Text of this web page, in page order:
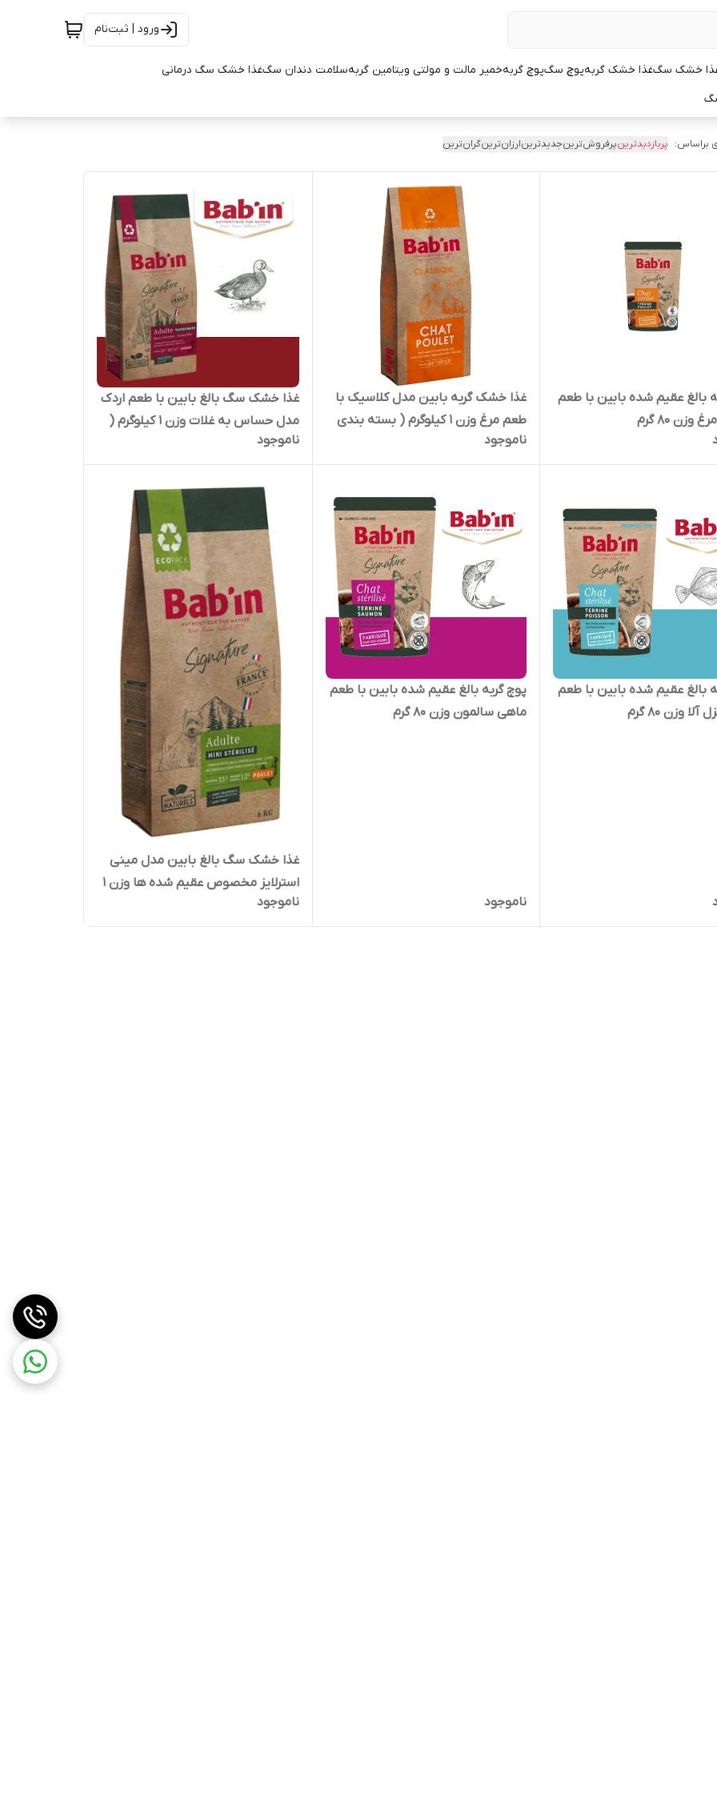
ورود | ثبت‌نام
خشک سگغذا خشک گربهپوچ سگپوچ گربهخمیر مالت و مولتی ویتامین گربهسلامت دندان سگغذا خشک سگ درمانی
براساس: پربازدیدترینپرفروش‌ترینجدیدترینارزان‌ترینگران‌ترین
بالغ عقیم شده بابین با طعم
80 گرم
غذا خشک گربه بابین مدل کلاسیک با
طعم مرغ وزن 1 کیلوگرم ( بسته بندی
در زیپ کیپ پت شاپ لئو )
ناموجود
غذا خشک سگ بالغ بابین با طعم اردک
مدل حساس به غلات وزن 1 کیلوگرم (
بسته بندی در زیپ کیپ پت شاپ لئو )
ناموجود
بالغ عقیم شده بابین با طعم
وزن 80 گرم
پوچ گربه بالغ عقیم شده بابین با طعم
ماهی سالمون وزن 80 گرم
ناموجود
غذا خشک سگ بالغ بابین مدل مینی
استرلایز مخصوص عقیم شده ها وزن 1
کیلوگرم ( بسته بندی در زیپ کیپ پت
شاپ لئو )
ناموجود